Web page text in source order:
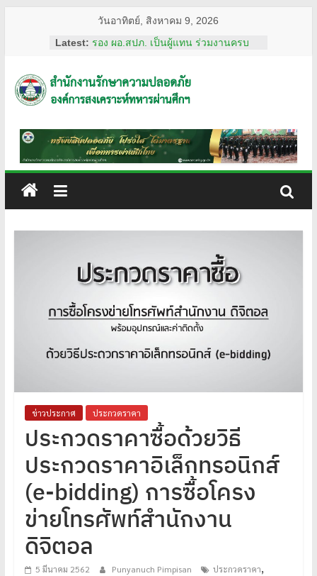
วันอาทิตย์, สิงหาคม 9, 2026
Latest: รอง ผอ.สปภ. เป็นผู้แทน ร่วมงานครบ
ผอ.สปภ. เดินทางตรวจเยี่ยมเจ้าหน้าที่
รปภ. ณ ศูนย์การแพทย์ปัญญานันทภิกขุ
ศรีนครินทรวิโรฒ
การทงทะเบียน แอป รปภ.สปภ.
เลขานุการ อผศ. และคุณปริศนา กล่ำ
พินิจ พร้อมด้วยสื่อมวลชน เข้าเยี่ยมชม
ปลอดภัย อผศ.
ปฏิบัติงานเจ้าหน้าที่รักษาความปลอดภัย
ณ สวนวชิรเบญจทัศ (สวนรถไฟ)
สำนักงาน
รักษา
ความ
ปลอดภัย
อผศ.
ปลอดภัย
ทหารผ่านศึก
ไทยข่าวประกาศ ประกวดราคา
ประกวดราคาซื้อด้วยวิธี
ประกวดราคาอิเล็กทรอนิกส์
(e-bidding) การซื้อโครง
ข่ายโทรศัพท์สำนักงาน
ดิจิตอล
5 มีนาคม 2562 Punyanuch Pimpisan ประกวดราคา,